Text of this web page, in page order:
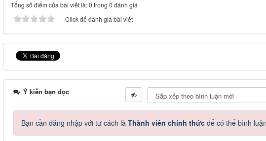
Tổng số điểm của bài viết là: 0 trong 0 đánh giá
Click để đánh giá bài viết
Ý kiến bạn đọc
Bạn cần đăng nhập với tư cách là Thành viên chính thứcđể có thể bình